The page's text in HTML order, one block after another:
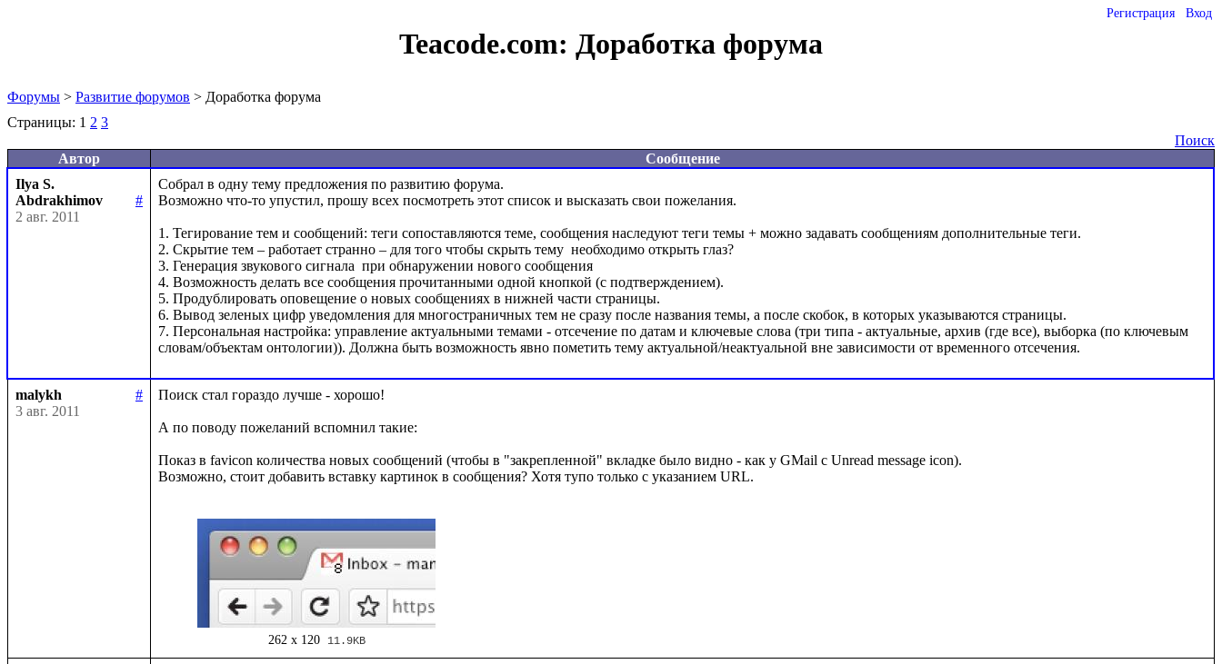
Регистрация Вход
Teacode.com: Доработка форума
Форумы > Развитие форумов > Доработка форума
Страницы: 1 2 3
Поиск
Автор
Сообщение
Ilya S.
Abdrakhimov
#
2 авг. 2011
Собрал в одну тему предложения по развитию форума.
Возможно что-то упустил, прошу всех посмотреть этот список и высказать свои пожелания.
1. Тегирование тем и сообщений: теги сопоставляются теме, сообщения наследуют теги темы + можно задавать сообщениям дополнительные теги.
2. Скрытие тем – работает странно – для того чтобы скрыть тему  необходимо открыть глаз?
3. Генерация звукового сигнала  при обнаружении нового сообщения
4. Возможность делать все сообщения прочитанными одной кнопкой (с подтверждением).
5. Продублировать оповещение о новых сообщениях в нижней части страницы.
6. Вывод зеленых цифр уведомления для многостраничных тем не сразу после названия темы, а после скобок, в которых указываются страницы.
7. Персональная настройка: управление актуальными темами - отсечение по датам и ключевые слова (три типа - актуальные, архив (где все), выборка (по ключевым
malykh
#
3 авг. 2011
Поиск стал гораздо лучше - хорошо!
А по поводу пожеланий вспомнил такие:
Показ в favicon количества новых сообщений (чтобы в "закрепленной" вкладке было видно - как у GMail с Unread message icon).
Возможно, стоит добавить вставку картинок в сообщения? Хотя тупо только с указанием URL.
262 x 120 11.9KB